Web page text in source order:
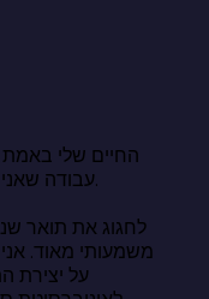
עבודה